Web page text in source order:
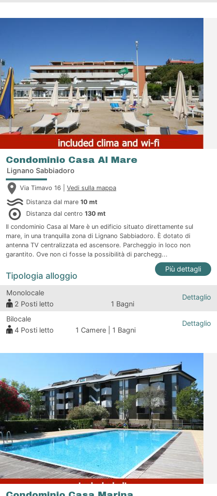
Condominio Casa Al Mare
Lignano Sabbiadoro
Via Timavo 16 | Vedi sulla mappa
Distanza dal mare 10 mt
Distanza dal centro 130 mt
Il condominio Casa al Mare è un edificio situato direttamente sul
mare, in una tranquilla zona di Lignano Sabbiadoro. È dotato di
antenna TV centralizzata ed ascensore. Parcheggio in loco non
garantito. Ove non ci fosse la possibilità di parchegg...
Più dettagli
Tipologia alloggio
Monolocale
2 Posti letto 1 Bagni
Dettaglio
Bilocale
4 Posti letto 1 Camere | 1 Bagni
Dettaglio